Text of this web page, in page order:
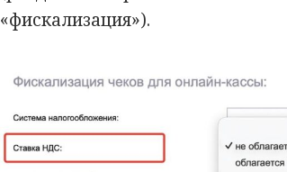
«фискализация»).